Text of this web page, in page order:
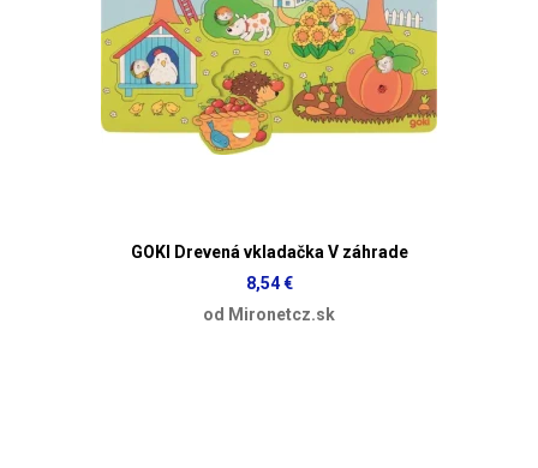
GOKI Drevená vkladačka V záhrade
8,54 €
od Mironetcz.sk